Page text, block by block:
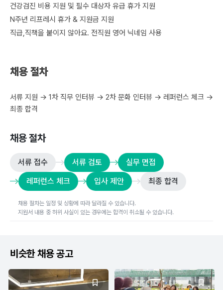
건강검진 비용 지원 및 필수 대상자 유급 휴가 지원
N주년 리프레시 휴가 & 지원금 지원
직급,직책을 붙이지 않아요. 전직원 영어 닉네임 사용
채용 절차
서류 지원 → 1차 직무 인터뷰 → 2차 문화 인터뷰 → 레퍼런스 체크 →
최종 합격
채용 절차
서류 접수 서류 검토
실무 면접
레퍼런스 체크
입사 제안 최종 합격
채용 절차는 일정 및 상황에 따라 달라질 수 있습니다.
지원서 내용 중 허위 사실이 있는 경우에는 합격이 취소될 수 있습니다.
비슷한 채용 공고